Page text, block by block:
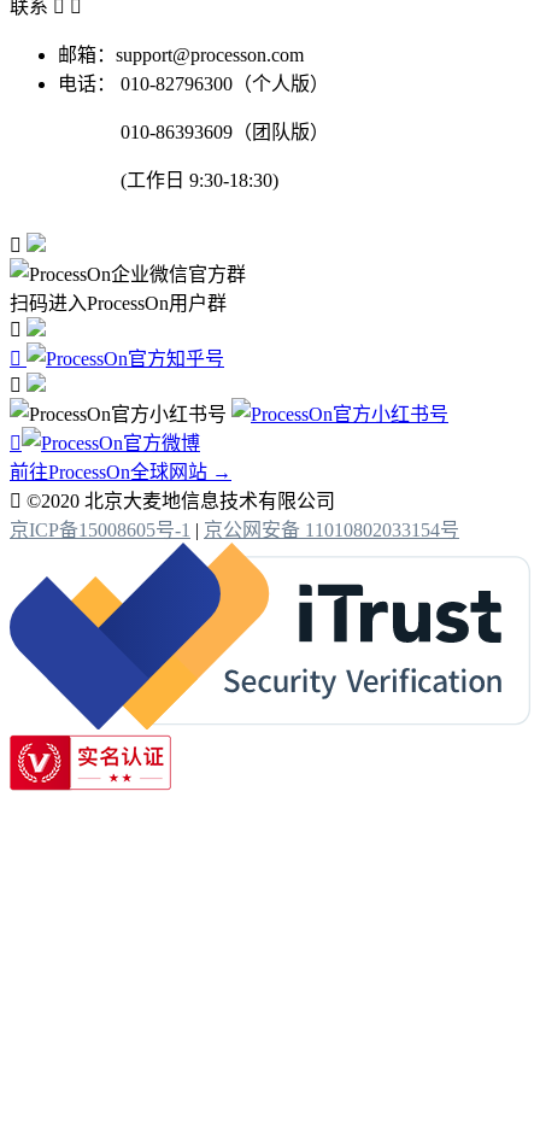
联系  
邮箱：support@processon.com
电话：
010-82796300（个人版）
010-86393609（团队版）
(工作日 9:30-18:30)

扫码进入ProcessOn用户群




前往ProcessOn全球网站 →
 ©2020 北京大麦地信息技术有限公司
京ICP备15008605号-1 | 京公网安备 11010802033154号